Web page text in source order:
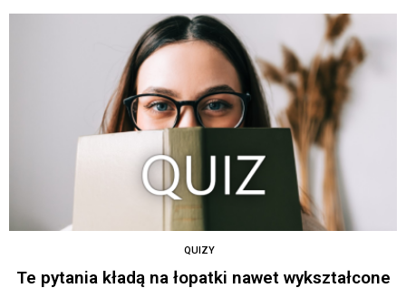
QUIZY
Te pytania kładą na łopatki nawet wykształcone